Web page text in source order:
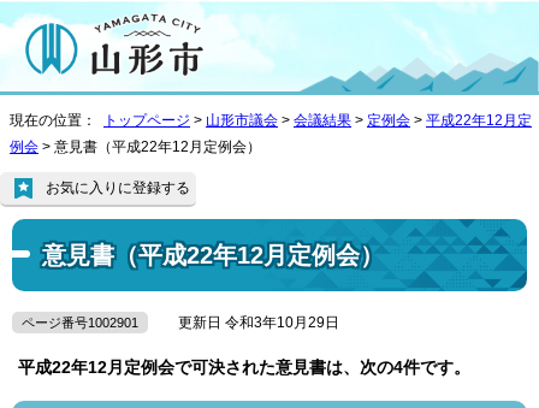
現在の位置： トップページ > 山形市議会 > 会議結果 > 定例会 > 平成22年12月定
例会 > 意見書（平成22年12月定例会）
意見書（平成22年12月定例会）
お気に入りに登録する
ページ番号1002901 更新日 令和3年10月29日
平成22年12月定例会で可決された意見書は、次の4件です。